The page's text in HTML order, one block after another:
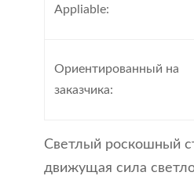
Appliable:
Ориентированный на
заказчика:
Светлый роскошный
движущая сила